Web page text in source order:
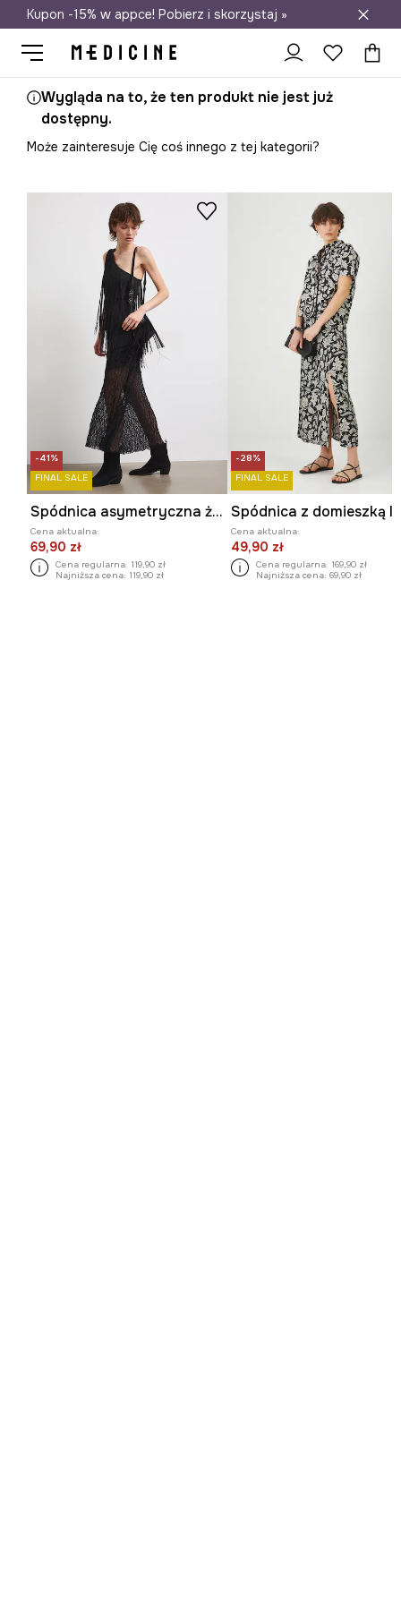
Darmowa dostawa do salonów
Kupon -15% w appce! Pobierz i skorzystaj »
Wygląda na to, że ten produkt nie jest już
dostępny.
Może zainteresuje Cię coś innego z tej kategorii?
-41%
FINAL SALE
Spódnica asymetryczna żakardowa
Cena aktualna:
69,90 zł
Cena regularna: 119,90 zł
Najniższa cena: 119,90 zł
-28%
FINAL SALE
Cena aktualna:
49,90 zł
Cena regularna: 169,90 zł
Najniższa cena: 69,90 zł